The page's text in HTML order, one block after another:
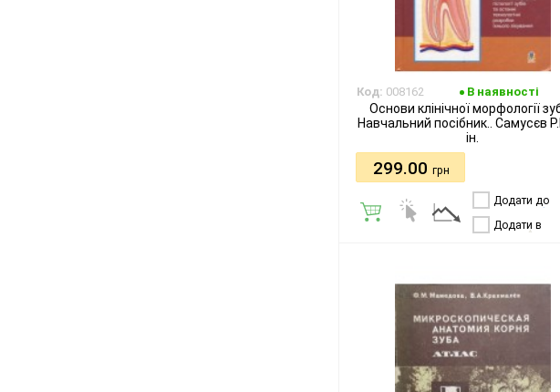
Код: 008162 В наявності
Основи клінічної морфології
Навчальний посібник.. Самусєв
ін.
299.00грн
Додати до
порівняння
Додати в